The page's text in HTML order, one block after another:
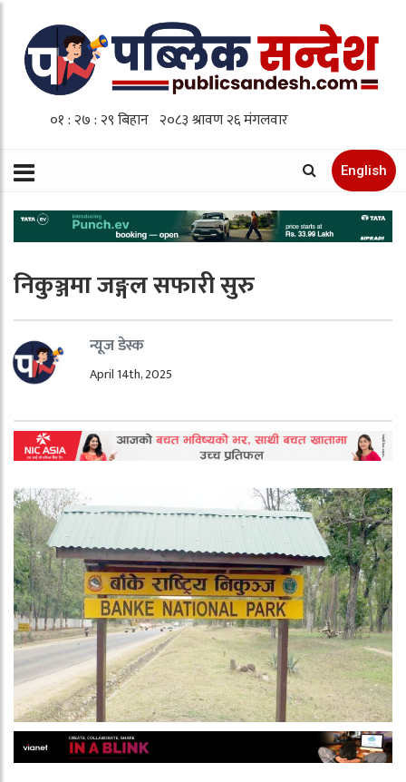
English
निकुञ्जमा जङ्गल सफारी सुरु
न्यूज डेस्क
April 14th, 2025